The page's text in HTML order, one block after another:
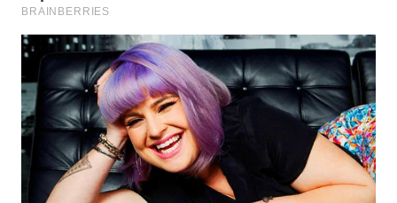
WN
WN
LIKUPANG
WN
LABUANBAJO